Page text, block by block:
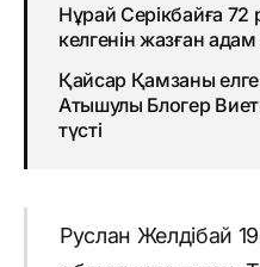
Нұрай Серікбайға
келгенін жазған
Қайсар Қамзаны
Атышулы Блогер
түсті
Руслан Желдібай